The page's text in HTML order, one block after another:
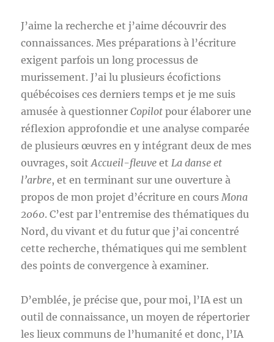
J’aime la recherche et j’aime découvrir des
connaissances. Mes préparations à l’écriture
exigent parfois un long processus de
murissement. J’ai lu plusieurs écofictions
québécoises ces derniers temps et je me suis
amusée à questionnerCopilot pour élaborer une
réflexion approfondie et une analyse comparée
de plusieurs œuvres en y intégrant deux de mes
ouvrages, soitAccueil-fleuve et La danse et
l’arbre, et en terminant sur une ouverture à
propos de mon projet d’écriture en cours Mona
2060. C’est par l’entremise des thématiques du
Nord, du vivant et du futur que j’ai concentré
cette recherche, thématiques qui me semblent
des points de convergence à examiner.
D’emblée, je précise que, pour moi, l’IA est un
outil de connaissance, un moyen de répertorier
les lieux communs de l’humanité et donc, l’IA